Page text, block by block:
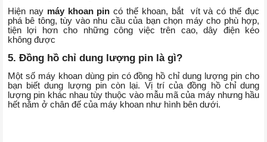
Hiện nay máy khoan pin có thế khoan, bắt vít và có thế đục
phá bê tông, tùy vào nhu cầu của bạn chọn máy cho phù hợp,
tiện lợi hơn cho những công việc trên cao, dây điện kéo
không được
5. Đồng hồ chỉ dung lượng pin là gì?
Một số máy khoan dùng pin có đồng hồ chỉ dung lượng pin cho
bạn biết dung lượng pin còn lại. Vị trí của đồng hồ chỉ dung
lượng pin khác nhau tùy thuộc vào mẫu mã của máy nhưng hầu
hết nằm ở chân đế của máy khoan như hình bên dưới.